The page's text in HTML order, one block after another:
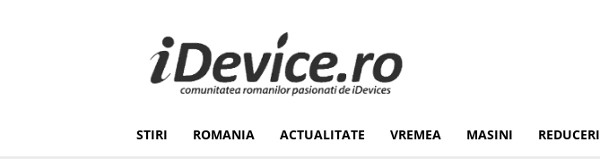
Stiri
de
Ultima
Ora
Romania,
STIRI ROMANIA ACTUALITATE VREMEA MASINI REDUCERI